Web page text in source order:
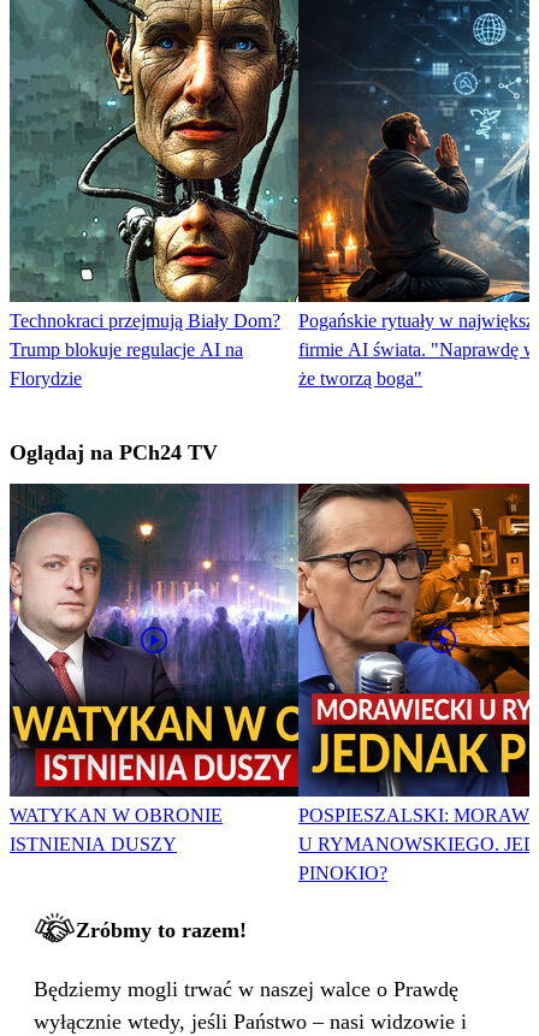
Technokraci przejmują Biały Dom?
Trump blokuje regulacje AI na
Florydzie
Pogańskie rytuały w
firmie AI świata. "Naprawdę
że tworzą boga"
Oglądaj na PCh24 TV
WATYKAN W OBRONIE
ISTNIENIA DUSZY
POSPIESZALSKI:
U RYMANOWSKIEGO.
PINOKIO?
Zróbmy to razem!
Będziemy mogli trwać w naszej walce o Prawdę
wyłącznie wtedy, jeśli Państwo – nasi widzowie i